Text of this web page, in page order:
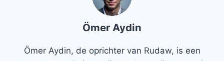
Ömer Aydin
Ömer Aydin, de oprichter van Rudaw, is een